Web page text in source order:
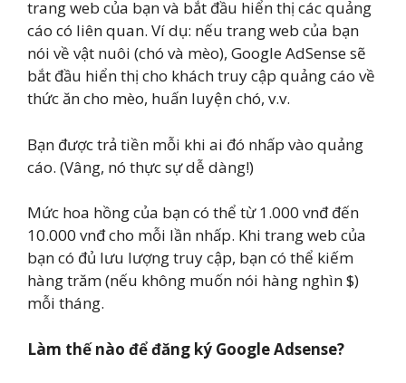
trang web của bạn và bắt đầu hiển thị các quảng
cáo có liên quan. Ví dụ: nếu trang web của bạn
nói về vật nuôi (chó và mèo), Google AdSense sẽ
bắt đầu hiển thị cho khách truy cập quảng cáo về
thức ăn cho mèo, huấn luyện chó, v.v.
Bạn được trả tiền mỗi khi ai đó nhấp vào quảng
cáo. (Vâng, nó thực sự dễ dàng!)
Mức hoa hồng của bạn có thể từ 1.000 vnđ đến
10.000 vnđ cho mỗi lần nhấp. Khi trang web của
bạn có đủ lưu lượng truy cập, bạn có thể kiếm
hàng trăm (nếu không muốn nói hàng nghìn $)
mỗi tháng.
Làm thế nào để đăng ký Google Adsense?